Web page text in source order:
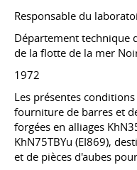
Responsable du
Département technique
de la flotte de la mer
1972
Les présentes
fourniture de barres et
forgées en alliages
KhN75TBYu (EI869),
et de pièces d'aubes